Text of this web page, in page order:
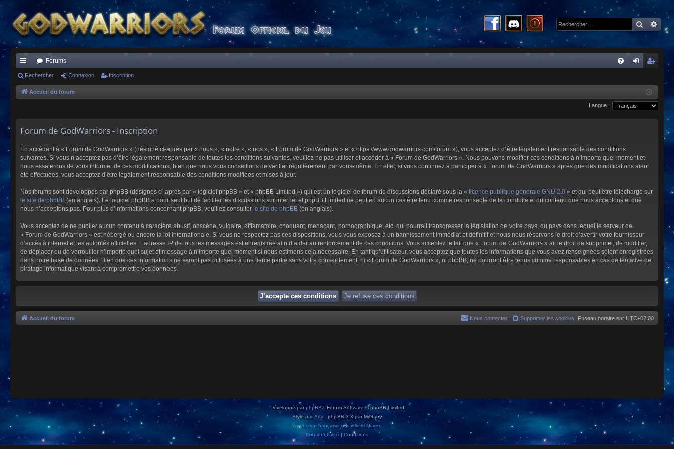
ac
co
s
Forums
xi
cri
pti
Rechercher Connexion Inscription
Accueil du forum
Langue :
Forum de GodWarriors - Inscription
En accédant à « Forum de GodWarriors » (désigné ci-après par « nous », « notre », « nos », « Forum de GodWarriors » et « https://www.godwarriors.com/forum »), vous acceptez d’être légalement responsable des conditions
suivantes. Si vous n’acceptez pas d’être légalement responsable de toutes les conditions suivantes, veuillez ne pas utiliser et accéder à « Forum de GodWarriors ». Nous pouvons modifier ces conditions à n’importe quel moment et
nous essaierons de vous informer de ces modifications, bien que nous vous conseillons de vérifier régulièrement par vous-même. En effet, si vous continuez à participer à « Forum de GodWarriors » après que des modifications aient
été effectuées, vous acceptez d’être légalement responsable des conditions modifiées et mises à jour.
Nos forums sont développés par phpBB (désignés ci-après par « logiciel phpBB » et « phpBB Limited ») qui est un logiciel de forum de discussions déclaré sous la « licence publique générale GNU 2.0 » et qui peut être téléchargé sur
le site de phpBB (en anglais). Le logiciel phpBB a pour seul but de faciliter les discussions sur internet et phpBB Limited ne peut en aucun cas être tenu comme responsable de la conduite et du contenu que nous acceptons et que
nous n’acceptons pas. Pour plus d’informations concernant phpBB, veuillez consulter le site de phpBB (en anglais).
Vous acceptez de ne publier aucun contenu à caractère abusif, obscène, vulgaire, diffamatoire, choquant, menaçant, pornographique, etc. qui pourrait transgresser la législation de votre pays, du pays dans lequel le serveur de
« Forum de GodWarriors » est hébergé ou encore la loi internationale. Si vous ne respectez pas ces dispositions, vous vous exposez à un bannissement immédiat et définitif et nous nous réservons le droit d’avertir votre fournisseur
d’accès à internet et les autorités officielles. L’adresse IP de tous les messages est enregistrée afin d’aider au renforcement de ces conditions. Vous acceptez le fait que « Forum de GodWarriors » ait le droit de supprimer, de modifier,
de déplacer ou de verrouiller n’importe quel sujet et message à n’importe quel moment si nous estimons cela nécessaire. En tant qu’utilisateur, vous acceptez que toutes les informations que vous avez renseignées soient enregistrées
dans notre base de données. Bien que ces informations ne seront pas diffusées à une tierce partie sans votre consentement, ni « Forum de GodWarriors », ni phpBB, ne pourront être tenus comme responsables en cas de tentative de
piratage informatique visant à compromettre vos données.
Accueil du forum Fuseau horaire sur UTC+02:00
Supprimer les cookies
Nous contacter
Développé parphpBB® Forum Software © phpBB Limited
Style par Arty - phpBB 3.3 par MrGaby
Traduction française officielle ©Qiaeru
Confidentialité | Conditions